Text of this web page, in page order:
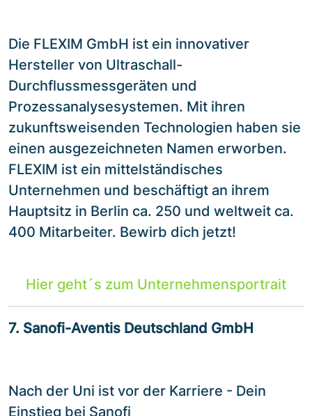
Die FLEXIM GmbH ist ein innovativer
Hersteller von Ultraschall-
Durchflussmessgeräten und
Prozessanalysesystemen. Mit ihren
zukunftsweisenden Technologien haben sie
einen ausgezeichneten Namen erworben.
FLEXIM ist ein mittelständisches
Unternehmen und beschäftigt an ihrem
Hauptsitz in Berlin ca. 250 und weltweit ca.
400 Mitarbeiter. Bewirb dich jetzt!
Hier geht´s zum Unternehmensportrait
7. Sanofi-Aventis Deutschland GmbH
Nach der Uni ist vor der Karriere - Dein
Einstieg bei Sanofi